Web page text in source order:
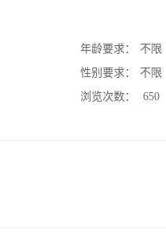
年龄要求：
不限
性别要求：
不限
浏览次数：
650